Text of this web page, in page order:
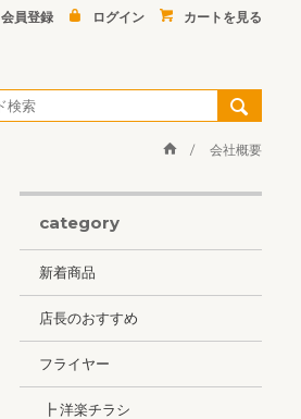
会員登録 ログイン カートを見る
会社概要
category
新着商品
店長のおすすめ
フライヤー
┣ 洋楽チラシ